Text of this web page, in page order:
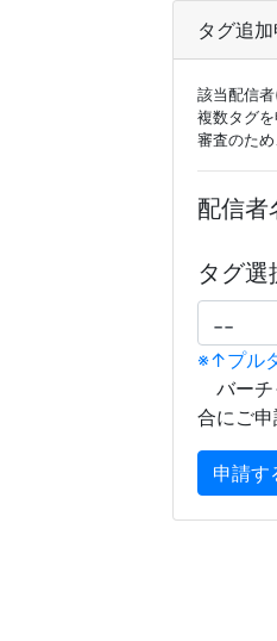
タグ追
該当配信
複数タグ
審査のた
配信者
タグ選
※↑プル
バーチ
合にご申
申請す